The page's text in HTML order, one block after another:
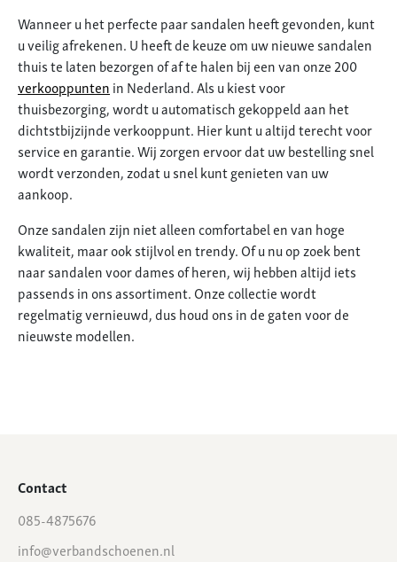
Wanneer u het perfecte paar sandalen heeft gevonden, kunt
u veilig afrekenen. U heeft de keuze om uw nieuwe sandalen
thuis te laten bezorgen of af te halen bij een van onze 200
verkooppuntenin Nederland. Als u kiest voor
thuisbezorging, wordt u automatisch gekoppeld aan het
dichtstbijzijnde verkooppunt. Hier kunt u altijd terecht voor
service en garantie. Wij zorgen ervoor dat uw bestelling snel
wordt verzonden, zodat u snel kunt genieten van uw
aankoop.
Onze sandalen zijn niet alleen comfortabel en van hoge
kwaliteit, maar ook stijlvol en trendy. Of u nu op zoek bent
naar sandalen voor dames of heren, wij hebben altijd iets
passends in ons assortiment. Onze collectie wordt
regelmatig vernieuwd, dus houd ons in de gaten voor de
nieuwste modellen.
Contact
085-4875676
info@verbandschoenen.nl